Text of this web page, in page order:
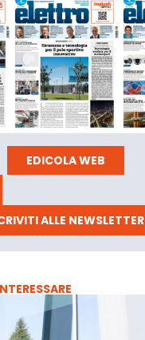
EDICOLA WEB
ALLE NEWSLETTER